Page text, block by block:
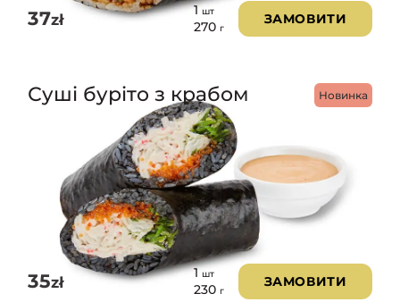
37zł
1шт
270 г
ЗАМОВИТИ
Новинка
Суші буріто з крабом
35zł
1шт
230 г
ЗАМОВИТИ